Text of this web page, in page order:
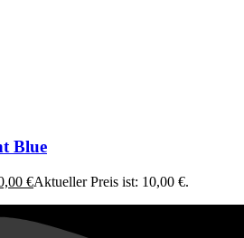
Blue
€Aktueller Preis ist: 10,00 €.